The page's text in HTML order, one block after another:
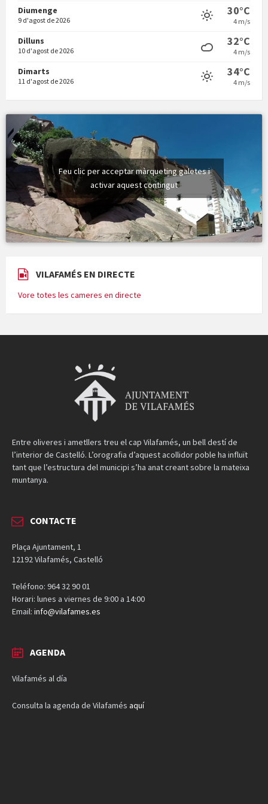
Diumenge
9 d'agost de 2026
30°C
4 m/s
Dilluns
10 d'agost de 2026
32°C
4 m/s
Dimarts
11 d'agost de 2026
34°C
4 m/s
Feu clic per acceptar màrqueting galetes i
activar aquest contingut
VILAFAMÉS EN DIRECTE
Vore totes les cameres en directe
Entre oliveres i ametllers treu el cap Vilafamés, un bell destí de
l’interior de Castelló. L’orografia d’aquest acollidor poble ha influït
tant que l’estructura del municipi s’ha anat creant sobre la mateixa
muntanya.
CONTACTE
Plaça Ajuntament, 1
12192 Vilafamés, Castelló
Teléfono: 964 32 90 01
Horari: lunes a viernes de 9:00 a 14:00
Email: info@vilafames.es
AGENDA
Vilafamés al día
Consulta la agenda de Vilafamés aquí